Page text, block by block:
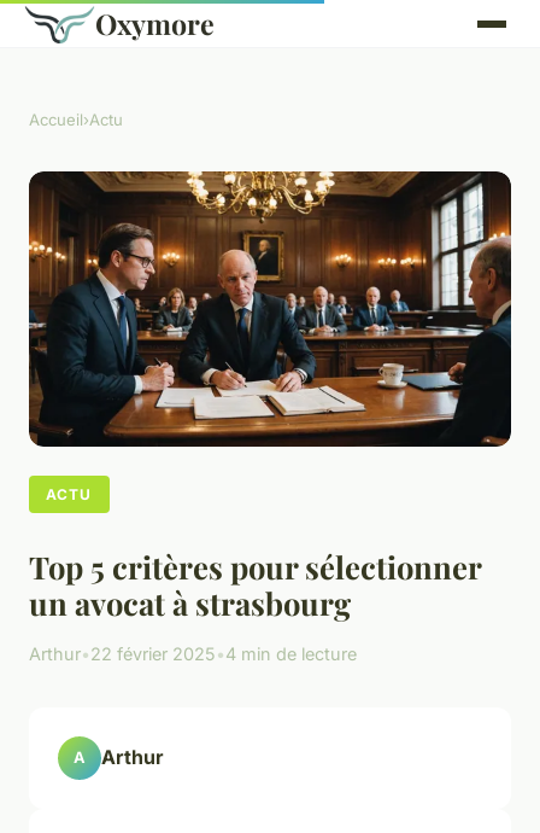
Oxymore
Accueil›Actu
ACTU
Top 5 critères pour sélectionner
un avocat à strasbourg
Arthur•22 février 2025•4 min de lecture
A Arthur